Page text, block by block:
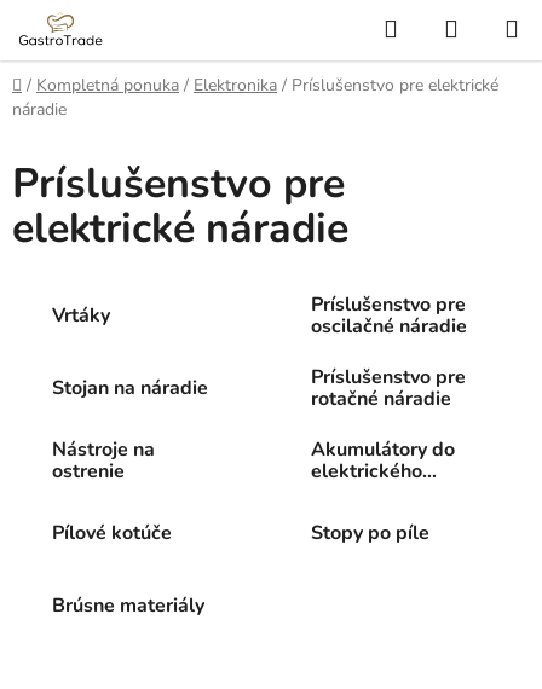
Prejsť
obsah
Hľadať
KOŠÍK
Domov
/ Kompletná ponuka / Elektronika / Príslušenstvo pre elektrické
náradie
Príslušenstvo pre
elektrické náradie
Vrtáky
Príslušenstvo pre
oscilačné náradie
Stojan na náradie
Príslušenstvo pre
rotačné náradie
Nástroje na
ostrenie
Akumulátory do
elektrického
Pílové kotúče
Stopy po píle
Brúsne materiály